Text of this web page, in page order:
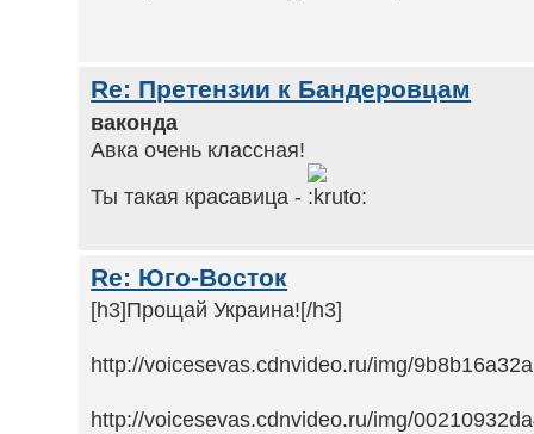
Re: Претензии к Бандеровцам
ваконда
Авка очень классная!
Ты такая красавица -
Re: Юго-Восток
[h3]Прощай Украина![/h3]
http://voicesevas.cdnvideo.ru/img/
http://voicesevas.cdnvideo.ru/img/